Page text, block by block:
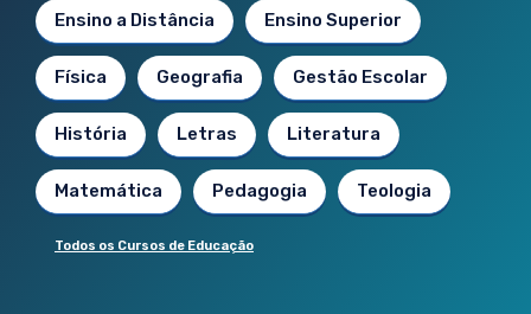
Ensino a Distância Ensino Superior
Física Geografia Gestão Escolar
História Letras Literatura
Matemática Pedagogia Teologia
Todos os Cursos de Educação